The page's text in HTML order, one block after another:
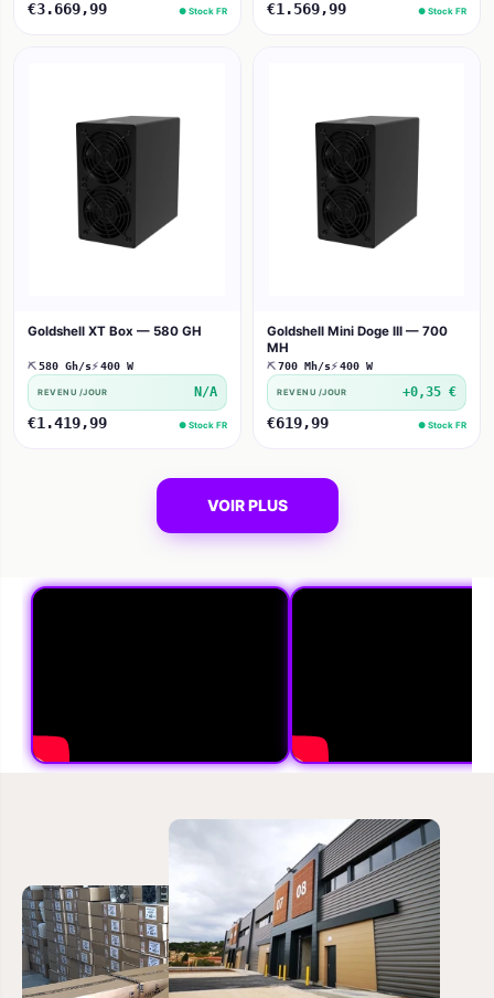
€3.669,99 ● Stock FR €1.569,99 ● Stock FR
Goldshell XT Box — 580 GH
⛏580 Gh/s⚡400 W
REVENU /JOUR N/A
€1.419,99 ● Stock FR
Goldshell Mini Doge III — 700
MH
⛏700 Mh/s⚡400 W
REVENU /JOUR +0,35 €
€619,99 ● Stock FR
VOIR PLUS